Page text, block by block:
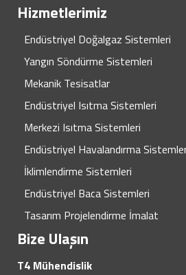
Hizmetlerimiz
Endüstriyel Doğalgaz Sistemleri
Yangın Söndürme Sistemleri
Mekanik Tesisatlar
Endüstriyel Isıtma Sistemleri
Merkezi Isıtma Sistemleri
Endüstriyel Havalandırma
İklimlendirme Sistemleri
Endüstriyel Baca Sistemleri
Tasarım Projelendirme İmalat
Bize Ulaşın
T4 Mühendislik